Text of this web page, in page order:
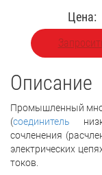
Цена:
Описание
Промышленный
(соединитель
сочленения
электрических
токов.